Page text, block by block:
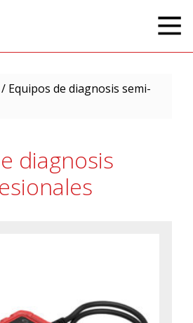
/ Equipos de diagnosis semi-
diagnosis